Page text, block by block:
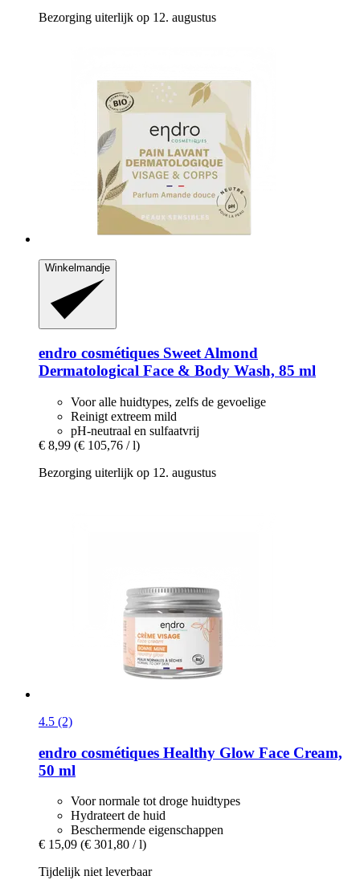
Bezorging uiterlijk op 12. augustus
Winkelmandje
endro cosmétiques Sweet Almond
Dermatological Face & Body Wash, 85 ml
Voor alle huidtypes, zelfs de gevoelige
Reinigt extreem mild
pH-neutraal en sulfaatvrij
€ 8,99 (€ 105,76 / l)
Bezorging uiterlijk op 12. augustus
4.5 (2)
endro cosmétiques Healthy Glow Face Cream,
50 ml
Voor normale tot droge huidtypes
Hydrateert de huid
Beschermende eigenschappen
€ 15,09 (€ 301,80 / l)
Tijdelijk niet leverbaar